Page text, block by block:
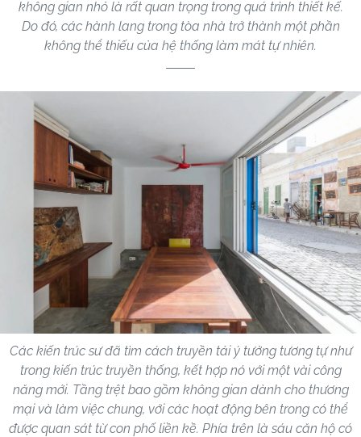
không gian nhỏ là rất quan trọng trong quá trình thiết kế.
Do đó, các hành lang trong tòa nhà trở thành một phần
không thể thiếu của hệ thống làm mát tự nhiên.
Các kiến ​​trúc sư đã tìm cách truyền tải ý tưởng tương tự như
trong kiến ​​trúc truyền thống, kết hợp nó với một vài công
năng mới. Tầng trệt bao gồm không gian dành cho thương
mại và làm việc chung, với các hoạt động bên trong có thể
được quan sát từ con phố liền kề. Phía trên là sáu căn hộ có